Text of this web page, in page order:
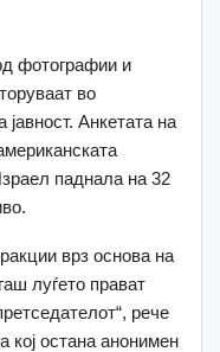
фотографии и
во
Анкетата на
паднала на 32
врз основа на
луѓето прават
рече
кој остана анонимен